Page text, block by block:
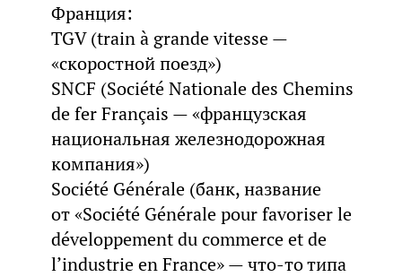
Франция:
TGV (train à grande vitesse —
«скоростной поезд»)
SNCF (Société Nationale des Chemins
de fer Français — «французская
национальная железнодорожная
компания»)
Société Générale (банк, название
от «Société Générale pour favoriser le
développement du commerce et de
l’industrie en France» — что-то типа